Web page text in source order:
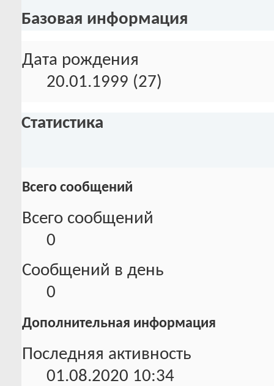
Базовая информация
Дата рождения
20.01.1999 (27)
Статистика
Всего сообщений
Всего сообщений
0
Сообщений в день
0
Дополнительная информация
Последняя активность
01.08.2020 10:34